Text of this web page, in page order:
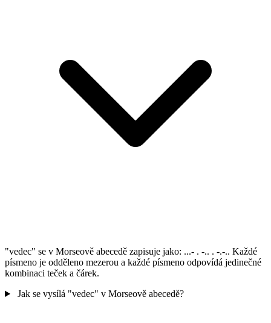
"vedec" se v Morseově abecedě zapisuje jako: ...- . -.. . -.-.. Každé
písmeno je odděleno mezerou a každé písmeno odpovídá jedinečné
kombinaci teček a čárek.
Jak se vysílá "vedec" v Morseově abecedě?